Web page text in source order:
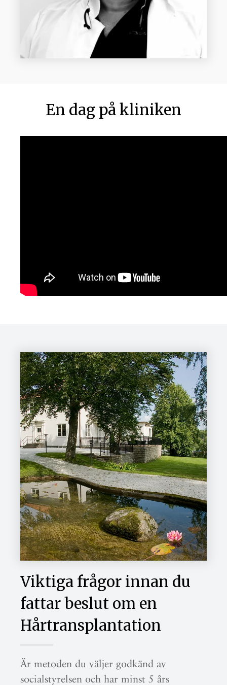
En dag på kliniken
Viktiga frågor innan du
fattar beslut om en
Hårtransplantation
Är metoden du väljer godkänd av
socialstyrelsen och har minst 5 års